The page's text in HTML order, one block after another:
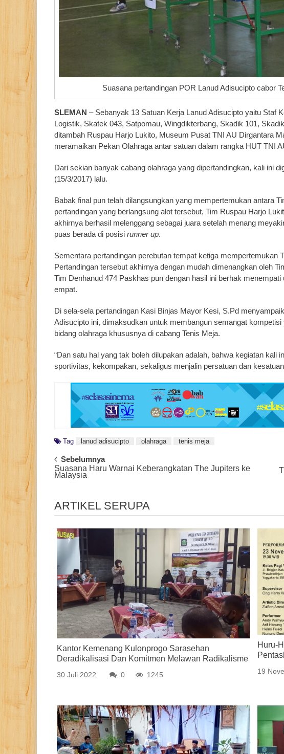
Suasana pertandingan POR Lanud Adisucipto cabor
SLEMAN – Sebanyak 13 Satuan Kerja Lanud Adisucipto yaitu Staf
Logistik, Skatek 043, Satpomau, Wingdikterbang, Skadik 101,
ditambah Ruspau Harjo Lukito, Museum Pusat TNI AU Dirgantara
meramaikan Pekan Olahraga antar satuan dalam rangka HUT TNI
Dari sekian banyak cabang olahraga yang dipertandingkan, kali ini
(15/3/2017) lalu.
Babak final pun telah dilangsungkan yang mempertemukan antara
pertandingan yang berlangsung alot tersebut, Tim Ruspau Harjo
akhirnya berhasil melenggang sebagai juara setelah menang
puas berada di posisi runner up.
Sementara pertandingan perebutan tempat ketiga mempertemukan
Pertandingan tersebut akhirnya dengan mudah dimenangkan oleh
Tim Denhanud 474 Paskhas pun dengan hasil ini berhak
empat.
Di sela-sela pertandingan Kasi Binjas Mayor Kesi, S.Pd
Adisucipto ini, dimaksudkan untuk membangun semangat
bidang olahraga khususnya di cabang Tenis Meja.
“Dan satu hal yang tak boleh dilupakan adalah, bahwa kegiatan kali
sportivitas, kekompakan, sekaligus menjalin persatuan dan
Tag lanud adisucipto olahraga tenis meja
Post
Navigation
Sebelumnya
Suasana Haru Warnai Keberangkatan The Jupiters ke
Malaysia
ARTIKEL SERUPA
Kantor Kemenang Kulonprogo Sarasehan
Deradikalisasi Dan Komitmen Melawan Radikalisme
30 Juli 2022 0 1245
Huru-
19